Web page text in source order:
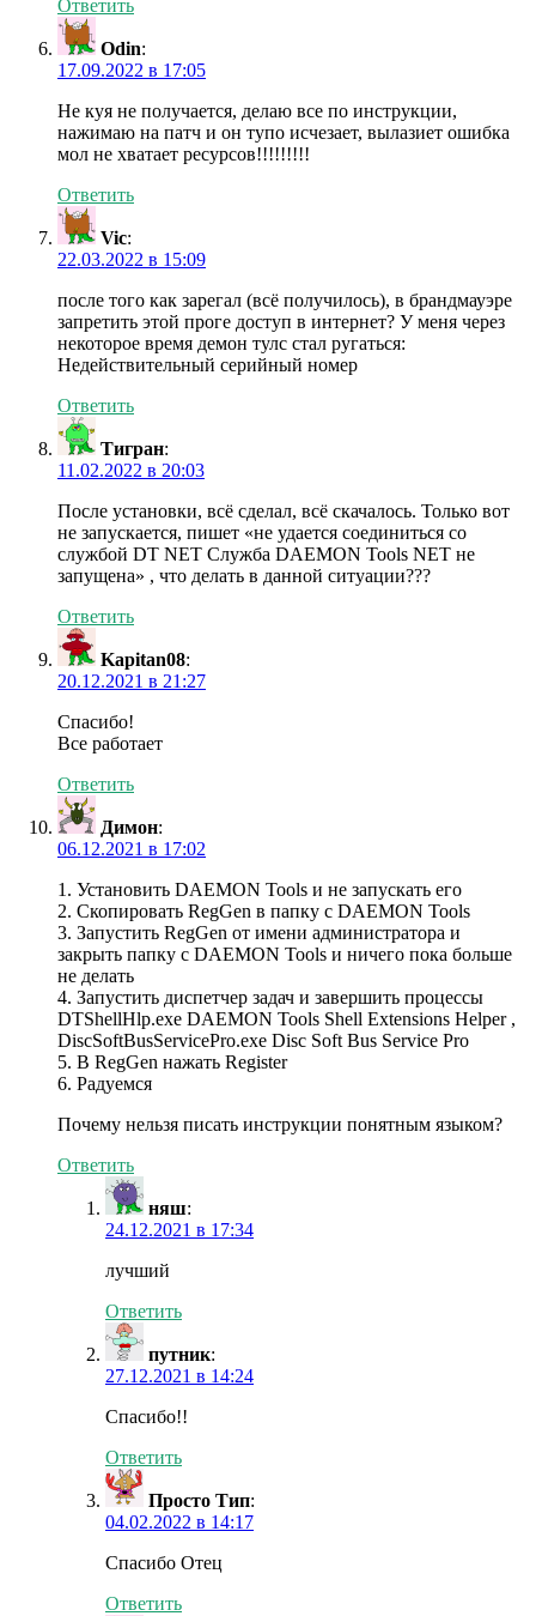
Ответить
Odin:
17.09.2022 в 17:05
Не куя не получается, делаю все по инструкции,
нажимаю на патч и он тупо исчезает, вылазиет ошибка
мол не хватает ресурсов!!!!!!!!!
Ответить
Vic:
22.03.2022 в 15:09
после того как зарегал (всё получилось), в брандмауэре
запретить этой проге доступ в интернет? У меня через
некоторое время демон тулс стал ругаться:
Недействительный серийный номер
Ответить
Тигран:
11.02.2022 в 20:03
После установки, всё сделал, всё скачалось. Только вот
не запускается, пишет «не удается соединиться со
службой DT NET Служба DAEMON Tools NET не
запущена» , что делать в данной ситуации???
Ответить
Kapitan08:
20.12.2021 в 21:27
Спасибо!
Все работает
Ответить
Димон:
06.12.2021 в 17:02
1. Установить DAEMON Tools и не запускать его
2. Скопировать RegGen в папку с DAEMON Tools
3. Запустить RegGen от имени администратора и
закрыть папку с DAEMON Tools и ничего пока больше
не делать
4. Запустить диспетчер задач и завершить процессы
DTShellHlp.exe DAEMON Tools Shell Extensions Helper ,
DiscSoftBusServicePro.exe Disc Soft Bus Service Pro
5. В RegGen нажать Register
6. Радуемся
Почему нельзя писать инструкции понятным языком?
Ответить
няш:
24.12.2021 в 17:34
лучший
Ответить
путник:
27.12.2021 в 14:24
Спасибо!!
Ответить
Просто Тип:
04.02.2022 в 14:17
Спасибо Отец
Ответить